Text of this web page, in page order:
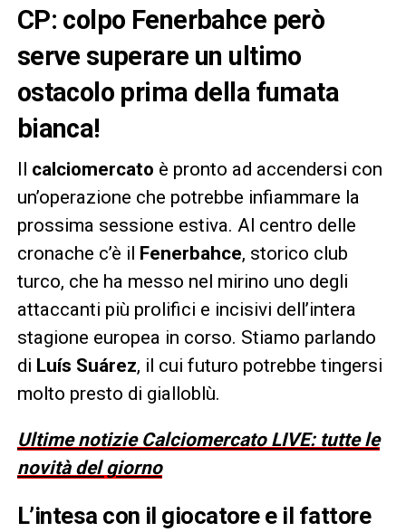
CP: colpo Fenerbahce però
serve superare un ultimo
ostacolo prima della fumata
bianca!
Il calciomercato è pronto ad accendersi con
un’operazione che potrebbe infiammare la
prossima sessione estiva. Al centro delle
cronache c’è il Fenerbahce, storico club
turco, che ha messo nel mirino uno degli
attaccanti più prolifici e incisivi dell’intera
stagione europea in corso. Stiamo parlando
di Luís Suárez, il cui futuro potrebbe tingersi
molto presto di gialloblù.
Ultime notizie Calciomercato LIVE: tutte le
novità del giorno
L’intesa con il giocatore e il fattore